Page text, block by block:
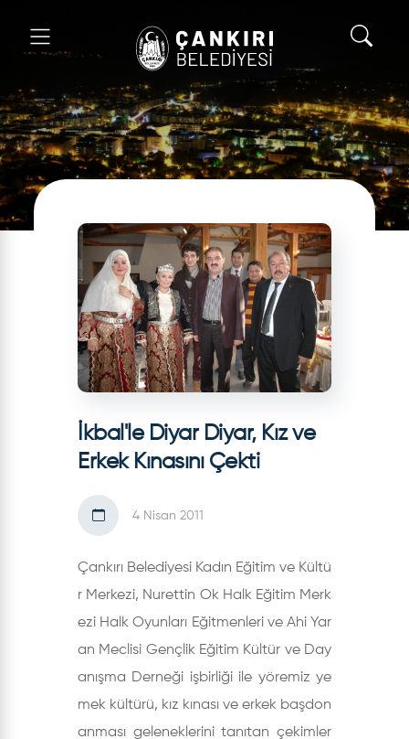
İkbal'le Diyar Diyar, Kız ve
Erkek Kınasını Çekti
4 Nisan 2011
Çankırı Belediyesi Kadın Eğitim ve Kültü
r Merkezi, Nurettin Ok Halk Eğitim Merk
ezi Halk Oyunları Eğitmenleri ve Ahi Yar
an Meclisi Gençlik Eğitim Kültür ve Day
anışma Derneği işbirliği ile yöremiz ye
mek kültürü, kız kınası ve erkek başdon
anması geleneklerini tanıtan çekimler